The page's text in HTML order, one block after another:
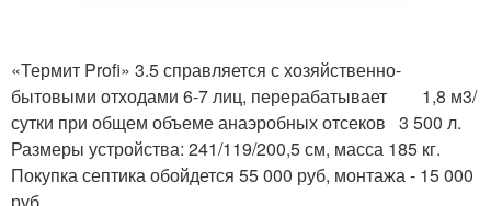
«Термит Profi» 3.5 справляется с хозяйственно-
бытовыми отходами 6-7 лиц, перерабатывает 1,8 м3/
сутки при общем объеме анаэробных отсеков 3 500 л.
Размеры устройства: 241/119/200,5 см, масса 185 кг.
Покупка септика обойдется 55 000 руб, монтажа - 15 000